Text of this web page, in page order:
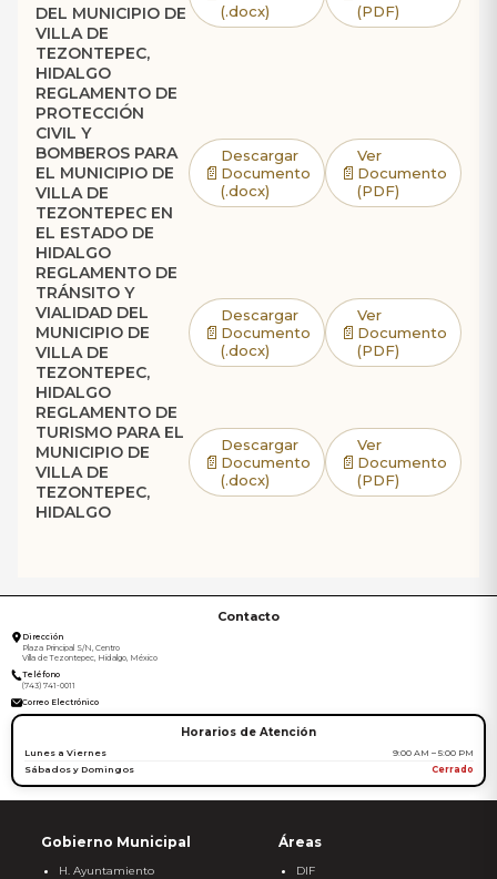
DEL MUNICIPIO DE
VILLA DE
TEZONTEPEC,
HIDALGO
(.docx)
(PDF)
REGLAMENTO DE
PROTECCIÓN
CIVIL Y
BOMBEROS PARA
EL MUNICIPIO DE
VILLA DE
TEZONTEPEC EN
EL ESTADO DE
HIDALGO
📄
Descargar
Documento
(.docx)
📄
Ver
Documento
(PDF)
REGLAMENTO DE
TRÁNSITO Y
VIALIDAD DEL
MUNICIPIO DE
VILLA DE
TEZONTEPEC,
HIDALGO
📄
Descargar
Documento
(.docx)
📄
Ver
Documento
(PDF)
REGLAMENTO DE
TURISMO PARA EL
MUNICIPIO DE
VILLA DE
TEZONTEPEC,
HIDALGO
📄
Descargar
Documento
(.docx)
📄
Ver
Documento
(PDF)
Contacto
Dirección
Plaza Principal S/N, Centro
Villa de Tezontepec, Hidalgo, México
Teléfono
(743) 741-0011
Correo Electrónico
Horarios de Atención
Lunes a Viernes
9:00 AM – 5:00 PM
Sábados y Domingos
Cerrado
Gobierno Municipal
H. Ayuntamiento
Áreas
DIF